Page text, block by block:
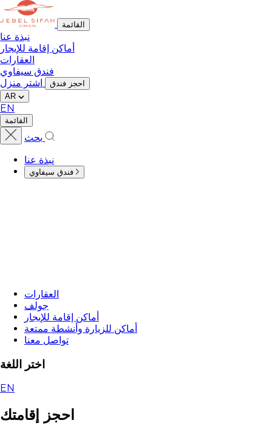
القائمة
نبذة عنا
أماكن إقامة للإيجار
العقارات
فندق سيفاوي
احجز فندق
AR
EN
القائمة
بحث
نبذة عنا
العقارات
جولف
أماكن إقامة للإيجار
أماكن للزيارة وأنشطة ممتعة
تواصل معنا
اختر اللغة
EN
احجز إقامتك